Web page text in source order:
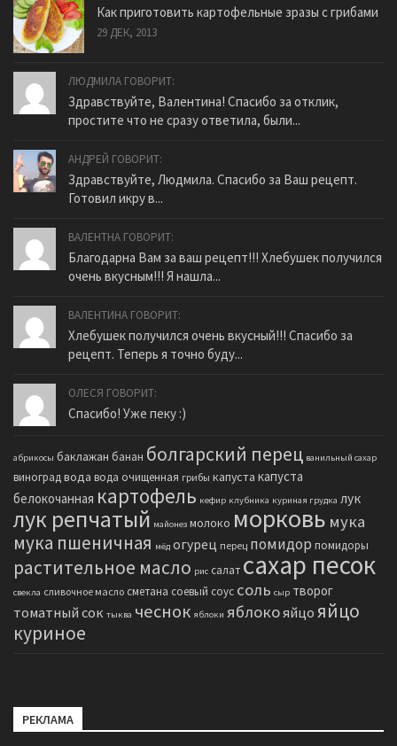
Как приготовить картофельные зразы с грибами
29 ДЕК, 2013
ЛЮДМИЛА ГОВОРИТ:
Здравствуйте, Валентина! Спасибо за отклик,
простите что не сразу ответила, были...
АНДРЕЙ ГОВОРИТ:
Здравствуйте, Людмила. Спасибо за Ваш рецепт.
Готовил икру в...
ВАЛЕНТНА ГОВОРИТ:
Благодарна Вам за ваш рецепт!!! Хлебушек получился
очень вкусным!!! Я нашла...
ВАЛЕНТИНА ГОВОРИТ:
Хлебушек получился очень вкусный!!! Спасибо за
рецепт. Теперь я точно буду...
ОЛЕСЯ ГОВОРИТ:
Спасибо! Уже пеку :)
абрикосы баклажан банан болгарский перец ванильный сахар
виноградвода вода очищенная грибы капуста капуста
белокочанная картофель кефир клубника куриная грудка лук
лук репчатый майонез молоко морковь мука
мука пшеничная мёд огурец перец помидор помидоры
растительное масло рис салат сахар песок
свекла сливочное масло сметана соевый соус соль сыр творог
томатный сок тыква чеснок яблоки яблокояйцо яйцо
куриное
РЕКЛАМА